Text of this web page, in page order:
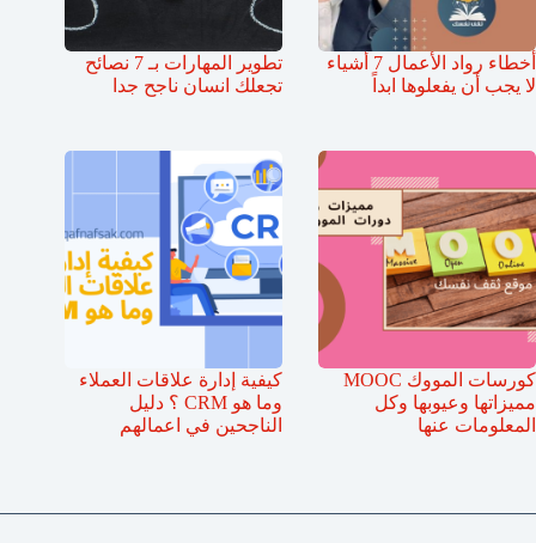
أخطاء رواد الأعمال 7 أشياء
لا يجب أن يفعلوها ابداً
تطوير المهارات بـ 7 نصائح
تجعلك انسان ناجح جدا
كورسات المووك MOOC
مميزاتها وعيوبها وكل
المعلومات عنها
كيفية إدارة علاقات العملاء
وما هو CRM ؟ دليل
الناجحين في اعمالهم